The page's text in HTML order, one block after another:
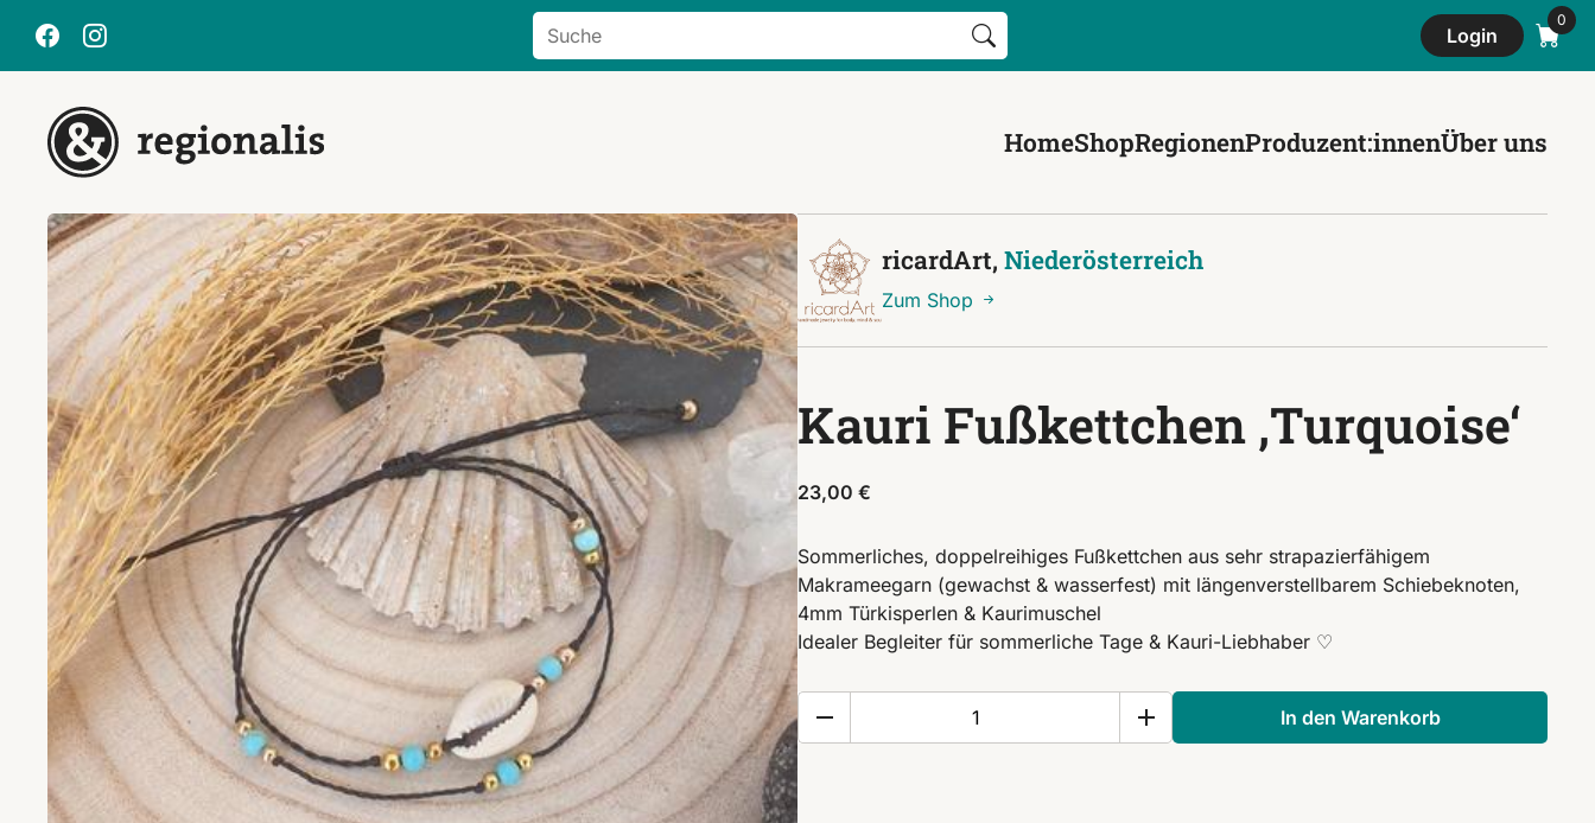
Search
for:
Search Button
Login
HomeShopRegionenProduzent:innenÜber uns
ricardArt,Niederösterreich
Zum Shop
Kauri Fußkettchen ‚Turquoise‘
23,00 €
Sommerliches, doppelreihiges Fußkettchen aus sehr strapazierfähigem
Makrameegarn (gewachst & wasserfest) mit längenverstellbarem Schiebeknoten,
4mm Türkisperlen & Kaurimuschel
Idealer Begleiter für sommerliche Tage & Kauri-Liebhaber ♡
In den Warenkorb